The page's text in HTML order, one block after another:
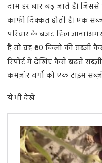
दाम हर बार बढ़ जाते हैं।
काफी दिक्कत होती है। एक
परिवार के बजट हिल
है तो वह ₹60 किलो की सब्जी
रिपोर्ट में देखिए कैसे बढ़ते
कमज़ोर वर्गों को एक टाइम
ये भी देखें –